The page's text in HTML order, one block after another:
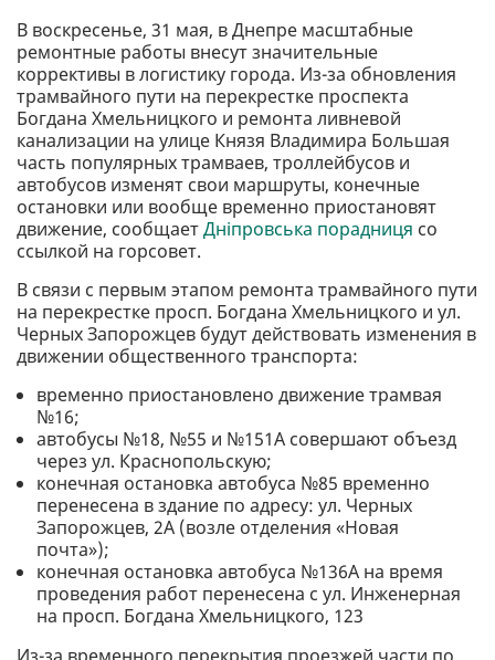
В воскресенье, 31 мая, в Днепре масштабные
ремонтные работы внесут значительные
коррективы в логистику города. Из-за обновления
трамвайного пути на перекрестке проспекта
Богдана Хмельницкого и ремонта ливневой
канализации на улице Князя Владимира Большая
часть популярных трамваев, троллейбусов и
автобусов изменят свои маршруты, конечные
остановки или вообще временно приостановят
движение, сообщаетДніпровська порадниця со
ссылкой на горсовет.
В связи с первым этапом ремонта трамвайного пути
на перекрестке просп. Богдана Хмельницкого и ул.
Черных Запорожцев будут действовать изменения в
движении общественного транспорта:
временно приостановлено движение трамвая
№16;
автобусы №18, №55 и №151А совершают объезд
через ул. Краснопольскую;
конечная остановка автобуса №85 временно
перенесена в здание по адресу: ул. Черных
Запорожцев, 2А (возле отделения «Новая
почта»);
конечная остановка автобуса №136А на время
проведения работ перенесена с ул. Инженерная
на просп. Богдана Хмельницкого, 123